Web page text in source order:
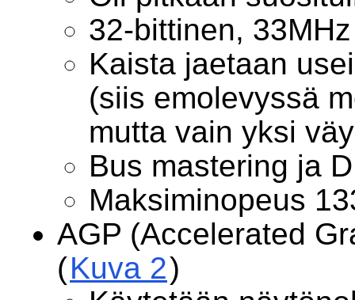
32-bittinen, 33MHz
Kaista jaetaan
(siis emolevyssä
mutta vain yksi
Bus mastering ja
Maksiminopeus
AGP (Accelerated
(Kuva 2)